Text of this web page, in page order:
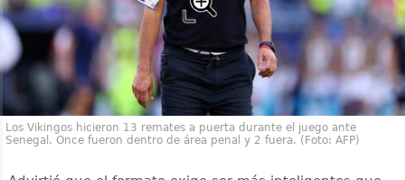
Los Vikingos hicieron 13 remates a puerta durante el juego ante
Senegal. Once fueron dentro de área penal y 2 fuera. (Foto: AFP)